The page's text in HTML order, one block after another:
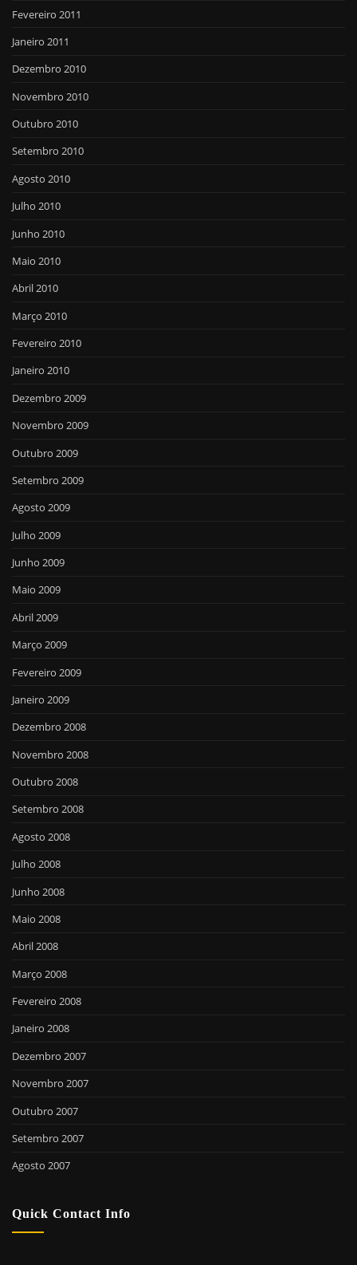
Fevereiro 2011
Janeiro 2011
Dezembro 2010
Novembro 2010
Outubro 2010
Setembro 2010
Agosto 2010
Julho 2010
Junho 2010
Maio 2010
Abril 2010
Março 2010
Fevereiro 2010
Janeiro 2010
Dezembro 2009
Novembro 2009
Outubro 2009
Setembro 2009
Agosto 2009
Julho 2009
Junho 2009
Maio 2009
Abril 2009
Março 2009
Fevereiro 2009
Janeiro 2009
Dezembro 2008
Novembro 2008
Outubro 2008
Setembro 2008
Agosto 2008
Julho 2008
Junho 2008
Maio 2008
Abril 2008
Março 2008
Fevereiro 2008
Janeiro 2008
Dezembro 2007
Novembro 2007
Outubro 2007
Setembro 2007
Agosto 2007
Quick Contact Info